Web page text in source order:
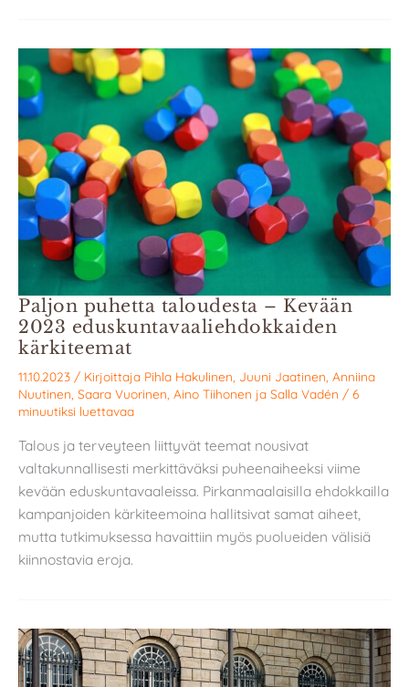
Paljon puhetta taloudesta – Kevään
2023 eduskunta­­­vaali­ehdokkaiden
kärkiteemat
11.10.2023 / Kirjoittaja Pihla Hakulinen Juuni Jaatinen Anniina
Nuutinen Saara Vuorinen Aino Tiihonen ja Salla Vadén / 6
minuutiksi luettavaa
Talous ja terveyteen liittyvät teemat nousivat
valtakunnallisesti merkittäväksi puheenaiheeksi viime
kevään eduskuntavaaleissa. Pirkanmaalaisilla ehdokkailla
kampanjoiden kärkiteemoina hallitsivat samat aiheet,
mutta tutkimuksessa havaittiin myös puolueiden välisiä
kiinnostavia eroja.